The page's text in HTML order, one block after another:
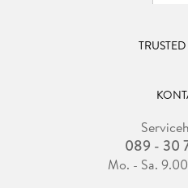
089 - 30
Mo. - Sa.